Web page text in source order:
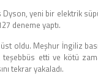
yeni bir elektrik
deneme yaptı.
oldu. Meşhur İngiliz
etti ve kötü
tekrar yakaladı.